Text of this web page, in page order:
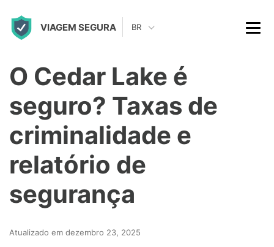
VIAGEM SEGURA BR
O Cedar Lake é
seguro? Taxas de
criminalidade e
relatório de
segurança
Atualizado em dezembro 23, 2025